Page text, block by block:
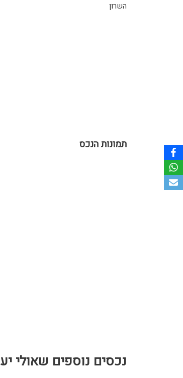
השרון
תמונות הנכס
נכסים נוספים שאולי